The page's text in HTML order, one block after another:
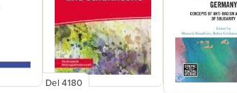
Del 4180